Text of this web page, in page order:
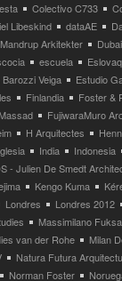
Colectivo C733
Libeskind dataAE
Arkitekter
Dubai
escuela
Barozzi Veiga
Estudio
Finlandia
Foster &
FujiwaraMuro
H Arquitectes
India
Indonesia
- Julien De Smedt
Kengo Kuma
Londres
Londres 2012
Massimilano
van der Rohe
Milan
Natura Futura
Norman Foster